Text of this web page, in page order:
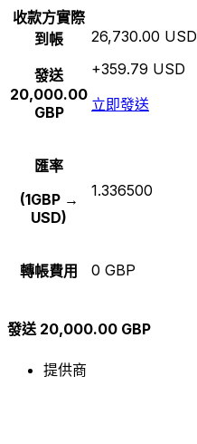
收款方實際
到帳
發送
20,000.00
GBP
26,730.00 USD
+359.79 USD
立即發送
匯率
(1GBP →
USD)
1.336500
轉帳費用 0 GBP
發送 20,000.00 GBP
提供商